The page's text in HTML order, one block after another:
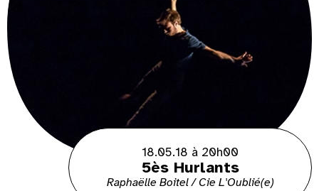
18.05.18 à 20h00
5ès Hurlants
Raphaëlle Boitel / Cie L'Oublié(e)